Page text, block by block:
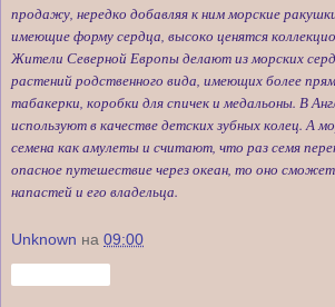
продажу, нередко добавляя к ним морские
имеющие форму сердца, высоко ценятся
Жители Северной Европы делают из морских
растений родственного вида, имеющих более
табакерки, коробки для спичек и медальоны. В
используют в качестве детских зубных колец. А
семена как амулеты и считают, что раз семя
опасное путешествие через океан, то оно
напастей и его владельца.
Unknown на 09:00